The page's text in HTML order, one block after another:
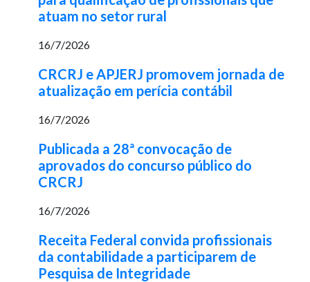
atuam no setor rural
16/7/2026
CRCRJ e APJERJ promovem jornada de
atualização em perícia contábil
16/7/2026
Publicada a 28ª convocação de
aprovados do concurso público do
CRCRJ
16/7/2026
Receita Federal convida profissionais
da contabilidade a participarem de
Pesquisa de Integridade